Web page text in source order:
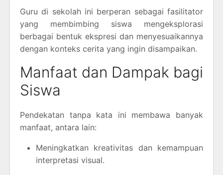
Guru di sekolah ini berperan sebagai fasilitator
yang membimbing siswa mengeksplorasi
berbagai bentuk ekspresi dan menyesuaikannya
dengan konteks cerita yang ingin disampaikan.
Manfaat dan Dampak bagi
Siswa
Pendekatan tanpa kata ini membawa banyak
manfaat, antara lain:
Meningkatkan kreativitas dan kemampuan
interpretasi visual.